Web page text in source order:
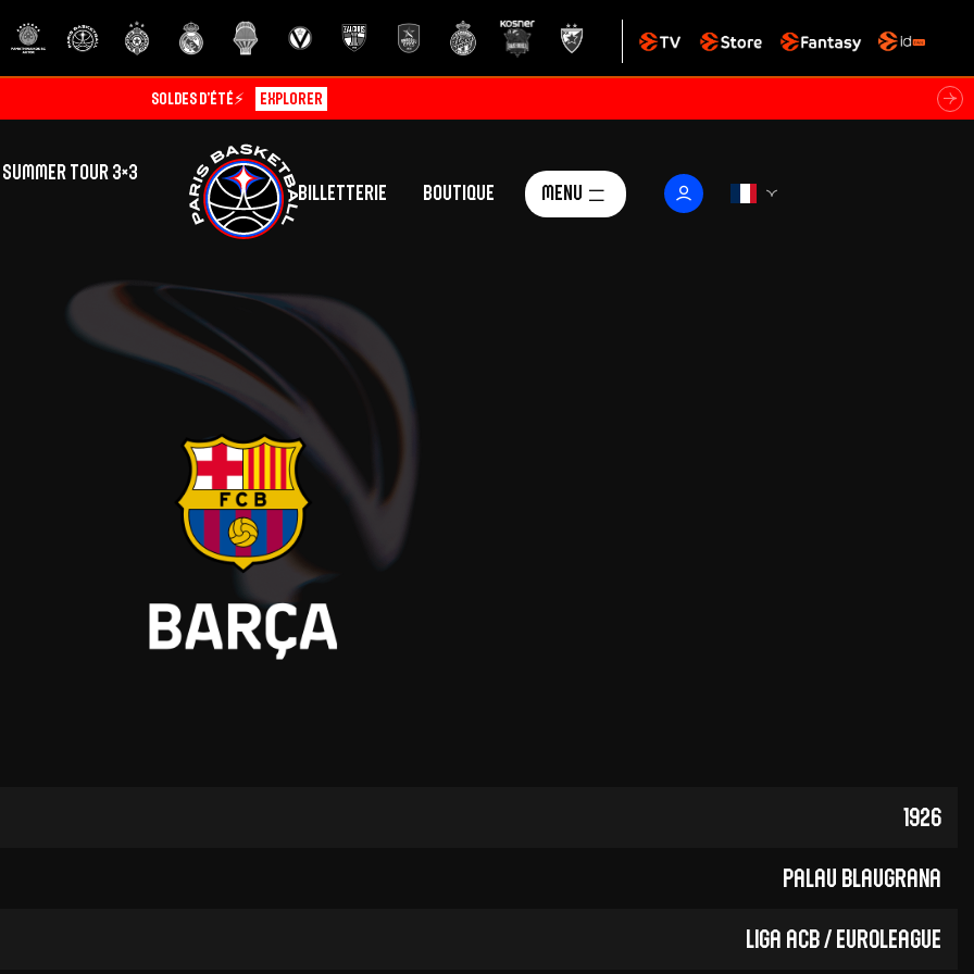
Soldes d’été⚡ Explorer
SUMMER TOUR 3×3
Billetterie Boutique Menu
Centre de Formation
Présentation
La vie au centre
Effectif
Camps
Adidas Arena
1926
Palau Blaugrana
Liga ACB / EuroLeague